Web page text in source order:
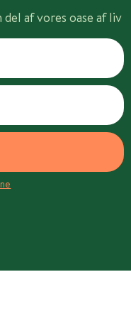
af vores oase af liv